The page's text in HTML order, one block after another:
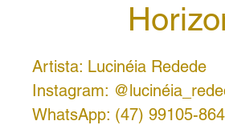
Artista: Lucinéia Redede
Instagram:
WhatsApp: (47) 99105-